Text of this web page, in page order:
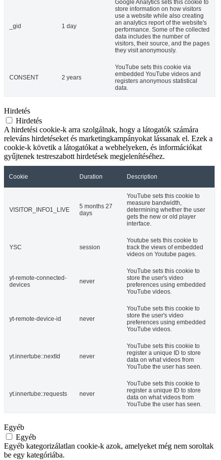
_gid 1 day
Google Analytics sets this cookie to
store information on how visitors
use a website while also creating
an analytics report of the website's
performance. Some of the collected
data includes the number of
visitors, their source, and the pages
they visit anonymously.
CONSENT 2 years
YouTube sets this cookie via
embedded YouTube videos and
registers anonymous statistical
data.
Hirdetés
Hirdetés
A hirdetési cookie-k arra szolgálnak, hogy a látogatók számára
releváns hirdetéseket és marketingkampányokat lássanak el. Ezek a
cookie-k követik a látogatókat a webhelyeken, és információkat
gyűjtenek testreszabott hirdetések megjelenítéséhez.
Cookie Duration Description
VISITOR_INFO1_LIVE
5 months 27
days
YouTube sets this cookie to
measure bandwidth,
determining whether the user
gets the new or old player
interface.
YSC session
Youtube sets this cookie to
track the views of embedded
videos on Youtube pages.
yt-remote-connected-
devices
never
YouTube sets this cookie to
store the user's video
preferences using embedded
YouTube videos.
yt-remote-device-id never
YouTube sets this cookie to
store the user's video
preferences using embedded
YouTube videos.
yt.innertube::nextId never
YouTube sets this cookie to
register a unique ID to store
data on what videos from
YouTube the user has seen.
yt.innertube::requests never
YouTube sets this cookie to
register a unique ID to store
data on what videos from
YouTube the user has seen.
Egyéb
Egyéb
Egyéb kategorizálatlan cookie-k azok, amelyeket még nem soroltak
be egy kategóriába.